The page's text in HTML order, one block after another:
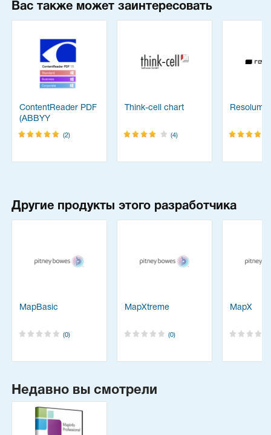
Вас также может заинтересовать
ContentReader PDF
(ABBYY
FineReader)
(2)
Think-cell chart
(4)
Resolume
Другие продукты этого разработчика
MapBasic
(0)
MapXtreme
(0)
MapX
Недавно вы смотрели